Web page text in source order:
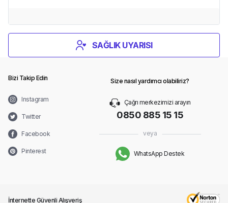
SAĞLIK UYARISI
Bizi Takip Edin
Instagram
Twitter
Facebook
Pinterest
Size nasıl yardımcı olabiliriz?
Çağrı merkezimizi arayın
0850 885 15 15
veya
WhatsApp Destek
İnternette Güvenli Alışveriş